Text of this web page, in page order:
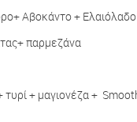
Αβοκάντο + Ελαιόλαδο
παρμεζάνα
τυρί + μαγιονέζα +